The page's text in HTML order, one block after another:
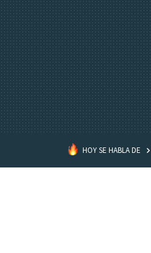
HOY SE HABLA DE